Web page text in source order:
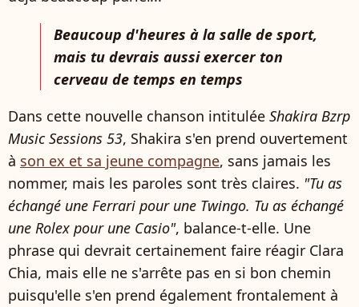
Beaucoup d'heures à la salle de sport,
mais tu devrais aussi exercer ton
cerveau de temps en temps
Dans cette nouvelle chanson intitulée Shakira Bzrp
Music Sessions 53, Shakira s'en prend ouvertement
à son ex et sa jeune compagne, sans jamais les
nommer, mais les paroles sont très claires. "Tu as
échangé une Ferrari pour une Twingo. Tu as échangé
une Rolex pour une Casio", balance-t-elle. Une
phrase qui devrait certainement faire réagir Clara
Chia, mais elle ne s'arrête pas en si bon chemin
puisqu'elle s'en prend également frontalement à